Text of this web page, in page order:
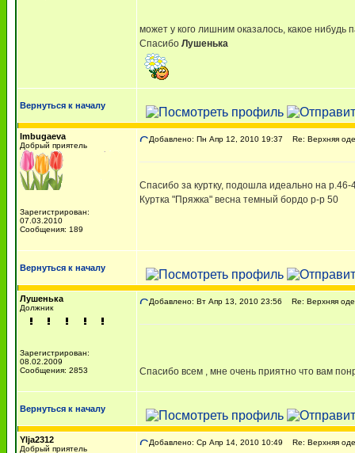
может у кого лишним оказалось, какое нибудь
Спасибо Лушенька
Вернуться к началу
lmbugaeva
Добрый приятель
Зарегистрирован:
07.03.2010
Сообщения: 189
Добавлено: Пн Апр 12, 2010 19:37 Re: Верхняя
Спасибо за куртку, подошла идеально на р.46-
Куртка "Пряжка" весна темный бордо р-р 50
Вернуться к началу
Лушенька
Должник
Зарегистрирован:
08.02.2009
Сообщения: 2853
Добавлено: Вт Апр 13, 2010 23:56 Re: Верхняя
Спасибо всем , мне очень приятно что вам
Вернуться к началу
Ylja2312
Добрый приятель
Добавлено: Ср Апр 14, 2010 10:49 Re: Верхняя